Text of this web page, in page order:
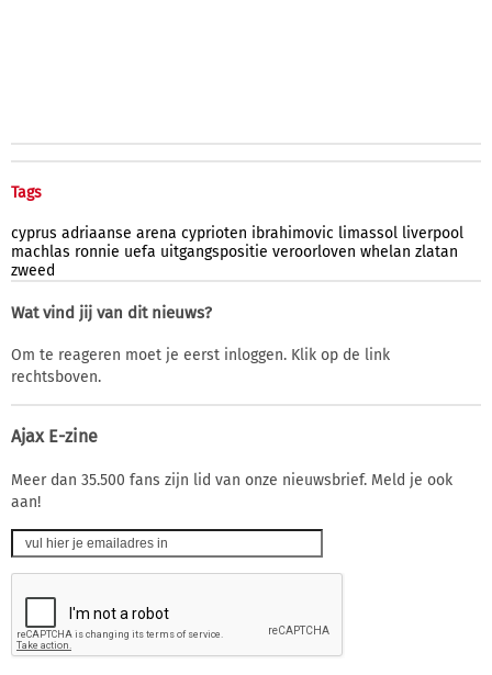
Tags
cyprus adriaanse arena cyprioten ibrahimovic limassol liverpool
machlas ronnie uefa uitgangspositie veroorloven whelan zlatan
zweed
Wat vind jij van dit nieuws?
Om te reageren moet je eerst inloggen. Klik op de link
rechtsboven.
Ajax E-zine
Meer dan 35.500 fans zijn lid van onze nieuwsbrief. Meld je ook
aan!